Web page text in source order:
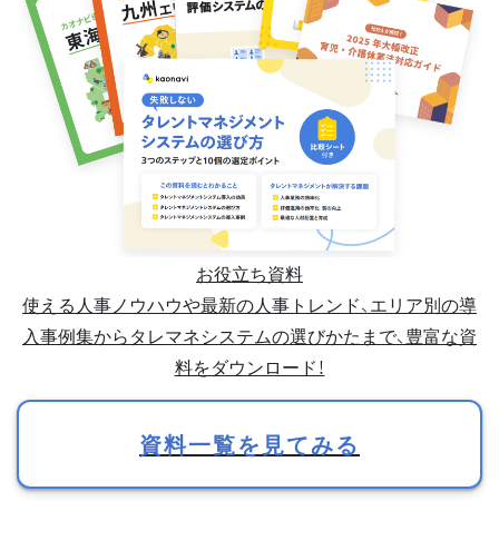
お役立ち資料
使える人事ノウハウや最新の人事トレンド、エリア別の導
入事例集からタレマネシステムの選びかたまで、豊富な資
料をダウンロード！
資料一覧を見てみる